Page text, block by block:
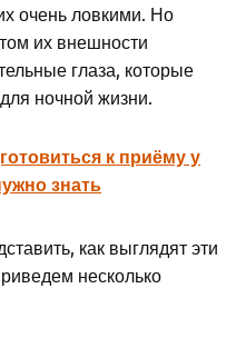
очень ловкими. Но
их внешности
глаза, которые
ночной жизни.
к приёму у
знать
как выглядят эти
несколько